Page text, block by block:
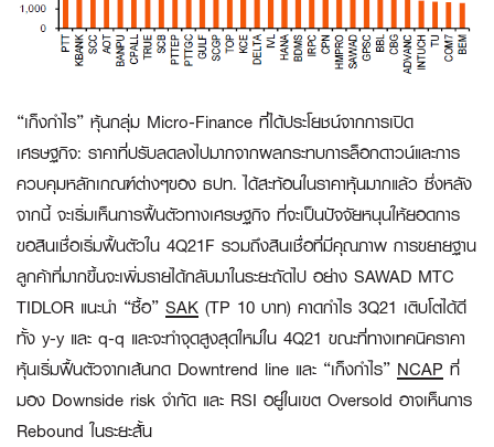
“เก็งกำไร” หุ้นกลุ่ม Micro-Finance ที่ได้ประโยชน์จากการเปิด
เศรษฐกิจ: ราคาที่ปรับลดลงไปมากจากผลกระทบการล็อกดาวน์และการ
ควบคุมหลักเกณฑ์ต่างๆของ ธปท. ได้สะท้อนในราคาหุ้นมากแล้ว ซึ่งหลัง
จากนี้ จะเริ่มเห็นการฟื้นตัวทางเศรษฐกิจ ที่จะเป็นปัจจัยหนุนให้ยอดการ
ขอสินเชื่อเริ่มฟื้นตัวใน 4Q21F รวมถึงสินเชื่อที่มีคุณภาพ การขยายฐาน
ลูกค้าที่มากขึ้นจะเพิ่มรายได้กลับมาในระยะถัดไป อย่าง SAWAD MTC
TIDLOR แนะนำ “ซื้อ” SAK (TP 10 บาท) คาดกำไร 3Q21 เติบโตได้ดี
ทั้ง y-y และ q-q และจะทำจุดสูงสุดใหม่ใน 4Q21 ขณะที่ทางเทคนิคราคา
หุ้นเริ่มฟื้นตัวจากเส้นกด Downtrend line และ “เก็งกำไร” NCAP ที่
มอง Downside risk จำกัด และ RSI อยู่ในเขต Oversold อาจเห็นการ
Rebound ในระยะสั้น